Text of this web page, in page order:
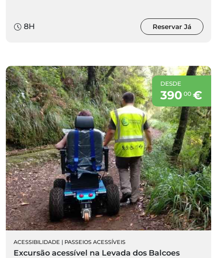
8H Reservar Já
DESDE
390 00€
ACESSIBILIDADE | PASSEIOS ACESSÍVEIS
Excursão acessível na Levada dos Balcoes